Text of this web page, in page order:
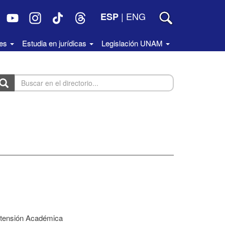
ESP | ENG
Estudia en jurídicas Legislación UNAM
Académica